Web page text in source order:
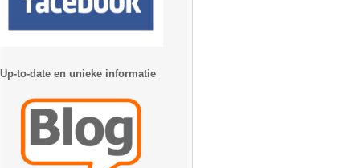
Up-to-date en unieke informatie